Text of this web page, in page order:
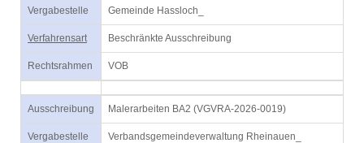
Vergabestelle Gemeinde Hassloch_
Verfahrensart Beschränkte Ausschreibung
Rechtsrahmen VOB
Ausschreibung Malerarbeiten BA2 (VGVRA-2026-0019)
Vergabestelle Verbandsgemeindeverwaltung Rheinauen_